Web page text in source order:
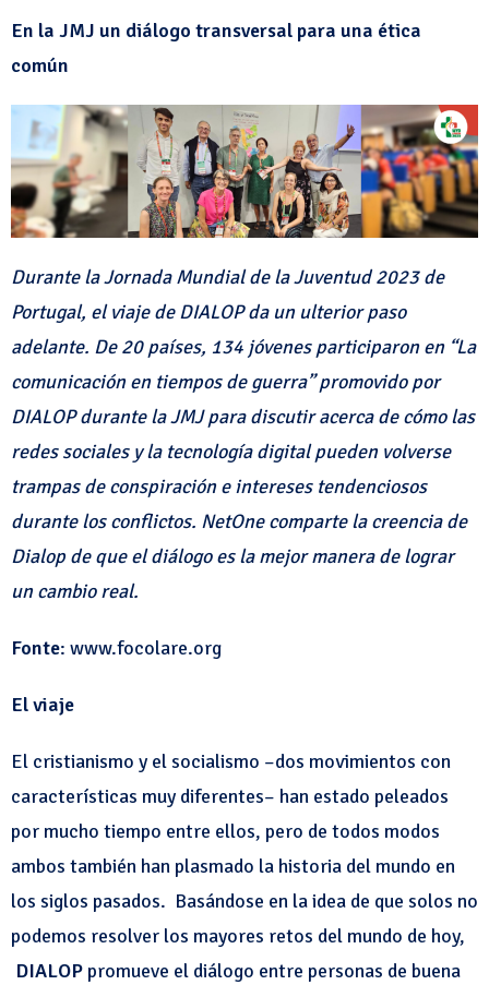
En la JMJ un diálogo transversal para una ética
común
Durante la Jornada Mundial de la Juventud 2023 de
Portugal, el viaje de DIALOP da un ulterior paso
adelante. De 20 países, 134 jóvenes participaron en “La
comunicación en tiempos de guerra” promovido por
DIALOP durante la JMJ para discutir acerca de cómo las
redes sociales y la tecnología digital pueden volverse
trampas de conspiración e intereses tendenciosos
durante los conflictos. NetOne comparte la creencia de
Dialop de que el diálogo es la mejor manera de lograr
un cambio real.
Fonte: www.focolare.org
El viaje
El cristianismo y el socialismo –dos movimientos con
características muy diferentes– han estado peleados
por mucho tiempo entre ellos, pero de todos modos
ambos también han plasmado la historia del mundo en
los siglos pasados. Basándose en la idea de que solos no
podemos resolver los mayores retos del mundo de hoy,
DIALOP promueve el diálogo entre personas de buena